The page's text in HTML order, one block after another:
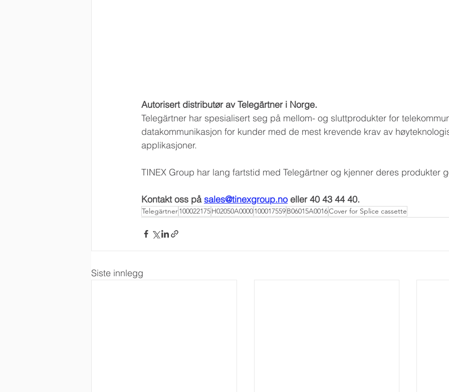
Autorisert distributør av Telegärtner i Norge.
Telegärtner har spesialisert seg på mellom- og sluttprodukter for
datakommunikasjon for kunder med de mest krevende krav av
applikasjoner.
TINEX Group har lang fartstid med Telegärtner og kjenner deres produkter
Kontakt oss på sales@tinexgroup.no eller 40 43 44 40.
Telegärtner100022175H02050A0000100017559B06015A0016Cover for Splice cassette
Siste innlegg